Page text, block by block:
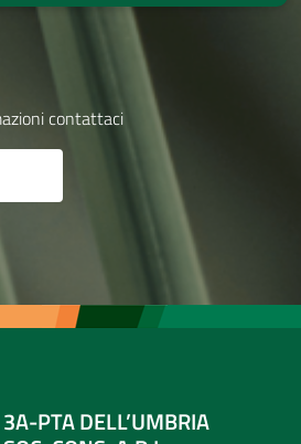
contattaci
3A-PTA DELL’UMBRIA